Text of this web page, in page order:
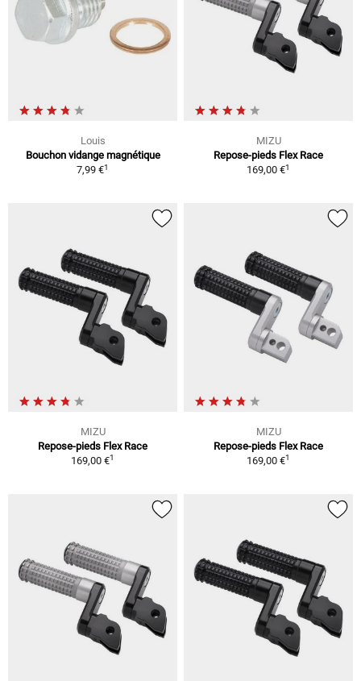
Louis
Bouchon vidange magnétique
7,99 €1
MIZU
Repose-pieds Flex Race
169,00 €1
MIZU
Repose-pieds Flex Race
169,00 €1
MIZU
Repose-pieds Flex Race
169,00 €1